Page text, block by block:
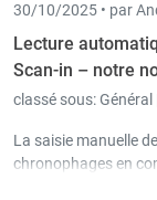
30/10/2025 • par
Lecture
Scan-in – notre
classé sous:Général
La saisie manuelle
chronophages en